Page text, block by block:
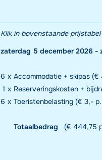
Klik in bovenstaande
zaterdag 5 december 2026 -
6 x Accommodatie + skipas (€
1 x Reserveringskosten +
6 x Toeristenbelasting (€ 3,-
Totaalbedrag (€ 444,75